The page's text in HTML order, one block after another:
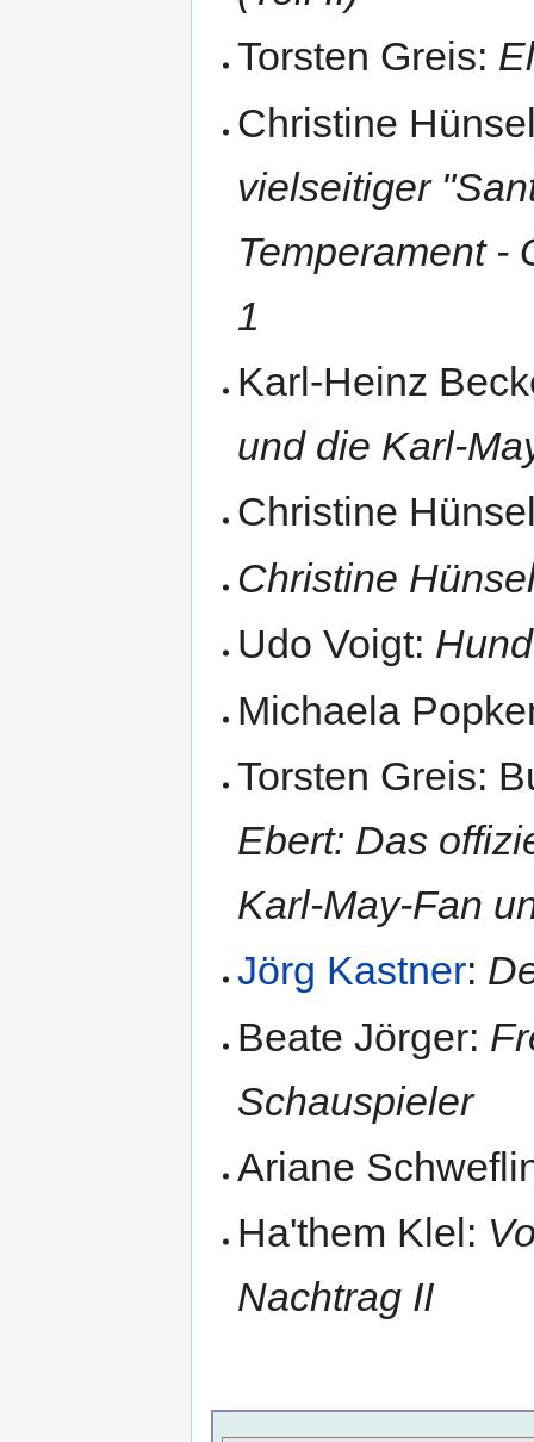
Torsten Greis:
Christine
vielseitiger
Temperament -
1
Karl-Heinz
und die Karl-
Christine
Christine
Udo Voigt:
Michaela
Torsten Greis:
Ebert: Das
Karl-May-Fan
Jörg Kastner:
Beate Jörger:
Schauspieler
Ariane
Ha'them Klel:
Nachtrag II